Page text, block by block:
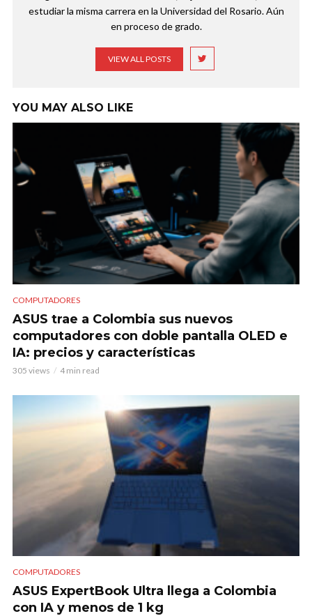
estudiar la misma carrera en la Universidad del Rosario. Aún
en proceso de grado.
VIEW ALL POSTS
YOU MAY ALSO LIKE
COMPUTADORES
ASUS trae a Colombia sus nuevos
computadores con doble pantalla OLED e
IA: precios y características
305 views 4 min read
COMPUTADORES
ASUS ExpertBook Ultra llega a Colombia
con IA y menos de 1 kg